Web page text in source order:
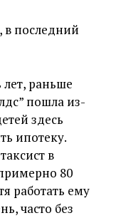
в последний
раньше
пошла из-
здесь
ипотеку.
в
80
работать ему
часто без